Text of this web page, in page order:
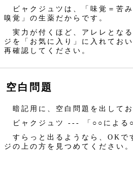
ビャクジュツは、「味覚＝苦
嗅覚」の生薬だからです。
実力が付くほど、アレレとな
ジを「お気に入り」に入れてお
再確認してください。
空白問題
暗記用に、空白問題を出してお
ビャクジュツ --- 「○○による
すらっと出るようなら、OKで
ジの上の方を見つめてください。